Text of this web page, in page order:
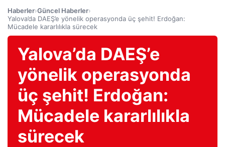
Haberler›Güncel Haberler›
Yalova’da DAEŞ’e yönelik operasyonda üç şehit! Erdoğan:
Mücadele kararlılıkla sürecek
Yalova’da DAEŞ’e
yönelik operasyonda
üç şehit! Erdoğan:
Mücadele kararlılıkla
sürecek